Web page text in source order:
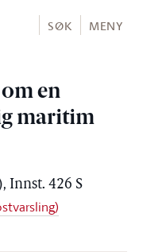
SØK MENY
en
maritim
Innst. 426 S